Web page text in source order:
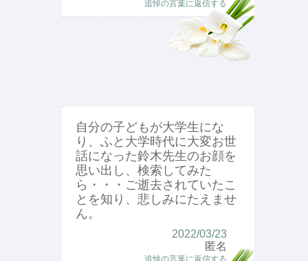
追悼の言葉に返信する
自分の子どもが大学生にな
り、ふと大学時代に大変お世
話になった鈴木先生のお顔を
思い出し、検索してみた
ら・・・ご逝去されていたこ
とを知り、悲しみにたえませ
ん。
2022/03/23
匿名